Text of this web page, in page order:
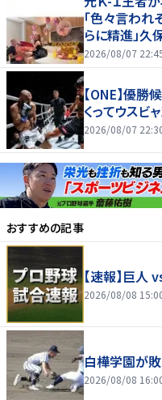
「色々言われ
らに精進」
2026/08/07
【ONE】優勝
くってウスビ
2026/08/07
おすすめの記事
【速報】巨人
2026/08/08
白樺学園が
2026/08/08